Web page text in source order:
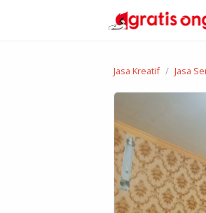
Jasa Kreatif Jasa